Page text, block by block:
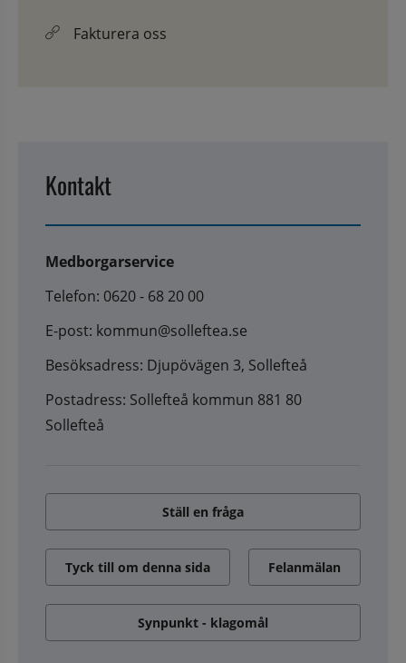
Fakturera oss
Kontakt
Medborgarservice
Telefon: 0620 - 68 20 00
E-post: kommun@solleftea.se
Besöksadress: Djupövägen 3, Sollefteå
Postadress: Sollefteå kommun 881 80
Sollefteå
Ställ en fråga
Tyck till om denna sida Felanmälan
Synpunkt - klagomål